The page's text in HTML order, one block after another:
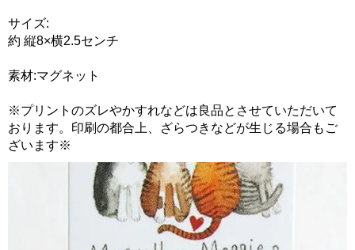
サイズ:
約 縦8×横2.5センチ
素材:マグネット
※プリントのズレやかすれなどは良品とさせていただいて
おります。印刷の都合上、ざらつきなどが生じる場合もご
ざいます※